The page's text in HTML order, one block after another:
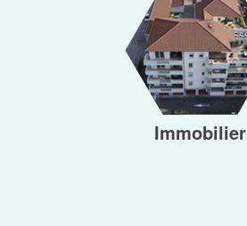
Immobilier